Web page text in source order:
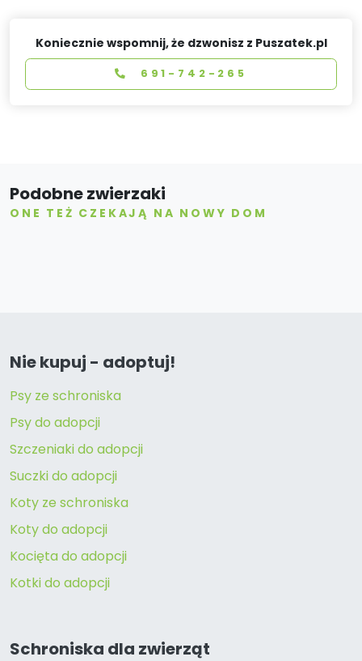
Koniecznie wspomnij, że dzwonisz z Puszatek.pl
691-742-265
Podobne zwierzaki
ONE TEŻ CZEKAJĄ NA NOWY DOM
Nie kupuj - adoptuj!
Psy ze schroniska
Psy do adopcji
Szczeniaki do adopcji
Suczki do adopcji
Koty ze schroniska
Koty do adopcji
Kocięta do adopcji
Kotki do adopcji
Schroniska dla zwierząt